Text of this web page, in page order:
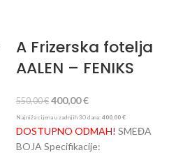
A Frizerska fotelja
AALEN – FENIKS
550,00€ 400,00€
Najniža cijena u zadnjih 30 dana: 400,00 €
DOSTUPNO ODMAH! SMEĐA
BOJA Specifikacije: